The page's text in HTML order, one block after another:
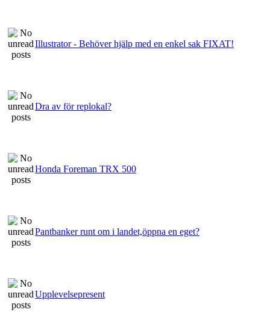
Illustrator - Behöver hjälp med en enkel sak FIXAT!
Dra av för replokal?
Honda Foreman TRX 500
Pantbanker runt om i landet,öppna en eget?
Upplevelsepresent